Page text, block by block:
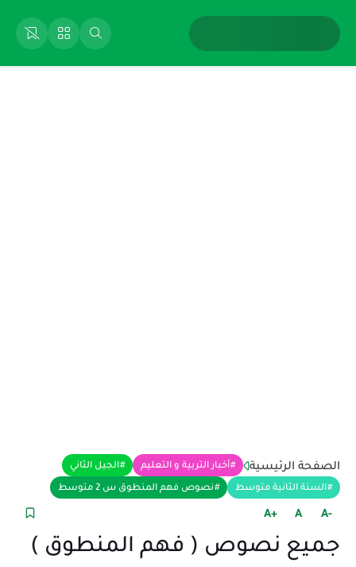
الصفحة الرئيسية أخبار التربية و التعليم الجيل الثاني
السنة الثانية متوسط نصوص فهم المنطوق س 2 متوسط
+A A -A
جميع نصوص ( فهم المنطوق )